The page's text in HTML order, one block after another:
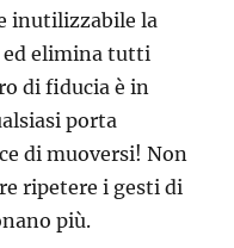
inutilizzabile la
ed elimina tutti
di fiducia è in
porta
di muoversi! Non
ripetere i gesti di
più.